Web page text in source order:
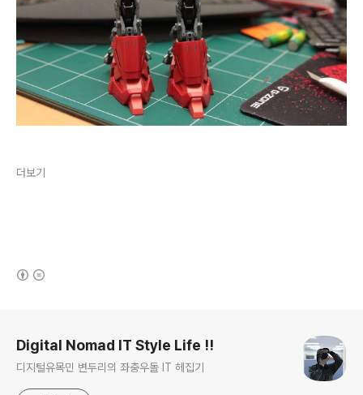
더보기
Digital Nomad IT Style Life !!
디지털유목민 변두리의 좌충우돌 IT 헤집기